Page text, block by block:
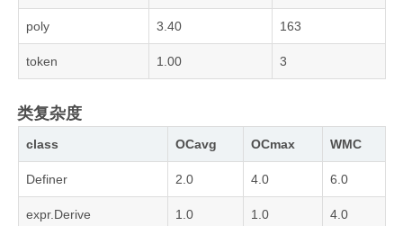
poly 3.40 163
token 1.00 3
类复杂度
class OCavg OCmax WMC
Definer 2.0 4.0 6.0
expr.Derive 1.0 1.0 4.0